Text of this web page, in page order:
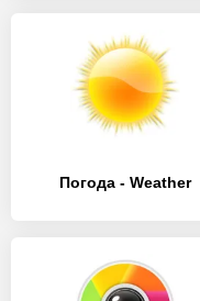
Погода - Weather